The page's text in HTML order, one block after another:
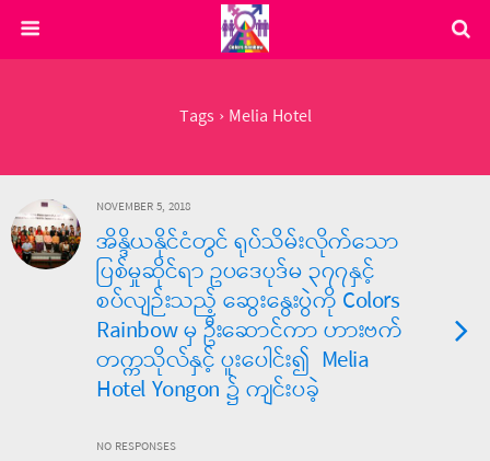
Tags › Melia Hotel
NOVEMBER 5, 2018
အိန္ဒိယနိုင်ငံတွင် ရုပ်သိမ်းလိုက်သော
ပြစ်မှုဆိုင်ရာ ဥပဒေပုဒ်မ ၃၇၇နှင့်
စပ်လျဉ်းသည့် ဆွေးနွေးပွဲကို Colors
Rainbow မှ ဦးဆောင်ကာ ဟားဗက်
တက္ကသိုလ်နှင့် ပူးပေါင်း၍ Melia
Hotel Yongon ၌ ကျင်းပခဲ့
NO RESPONSES